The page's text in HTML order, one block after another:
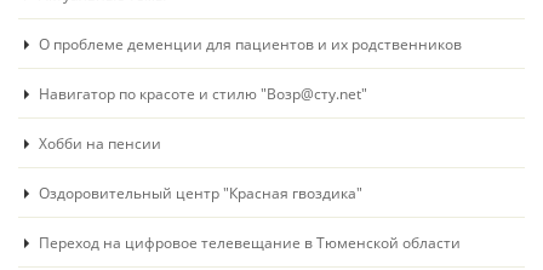
О проблеме деменции для пациентов и их родственников
Навигатор по красоте и стилю "Возр@сту.net"
Хобби на пенсии
Оздоровительный центр "Красная гвоздика"
Переход на цифровое телевещание в Тюменской области